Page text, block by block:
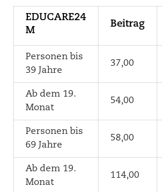
EDUCARE24
M
Beitrag
Personen bis
39 Jahre
37,00
Ab dem 19.
Monat
54,00
Personen bis
69 Jahre
58,00
Ab dem 19.
Monat
114,00